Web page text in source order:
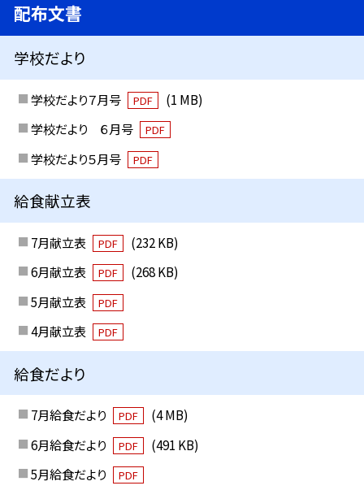
配布文書
学校だより
学校だより７月号 PDF
(1 MB)
学校だより ６月号
PDF
学校だより５月号 PDF
給食献立表
7月献立表 PDF
(232 KB)
6月献立表
PDF
(268 KB)
5月献立表
PDF
4月献立表 PDF
給食だより
7月給食だより PDF
(4 MB)
6月給食だより
PDF
(491 KB)
5月給食だより
PDF